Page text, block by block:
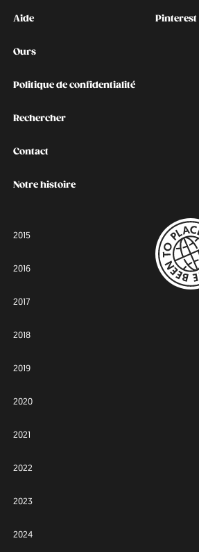
Kontakt
Aide
Ours
Politique de confidentialité
Rechercher
Contact
Notre histoire
Social
Pinterest
2015
2016
2017
2018
2019
2020
2021
2022
2023
2024